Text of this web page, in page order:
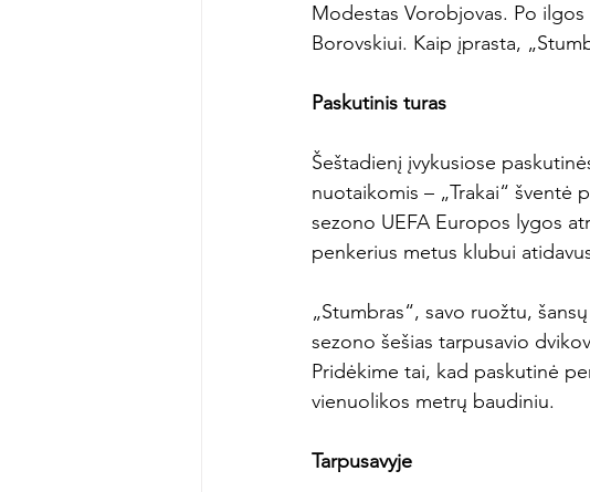
Modestas Vorobjovas. Po
Borovskiui. Kaip įprasta,
Paskutinis turas
Šeštadienį įvykusiose
nuotaikomis – „Trakai“ šventė
sezono UEFA Europos lygos
penkerius metus klubui
„Stumbras“, savo ruožtu,
sezono šešias tarpusavio
Pridėkime tai, kad paskutinė
vienuolikos metrų baudiniu.
Tarpusavyje